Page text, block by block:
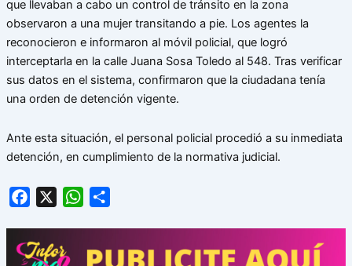
que llevaban a cabo un control de tránsito en la zona
observaron a una mujer transitando a pie. Los agentes la
reconocieron e informaron al móvil policial, que logró
interceptarla en la calle Juana Sosa Toledo al 548. Tras verificar
sus datos en el sistema, confirmaron que la ciudadana tenía
una orden de detención vigente.
Ante esta situación, el personal policial procedió a su inmediata
detención, en cumplimiento de la normativa judicial.
Facebook WhatsApp